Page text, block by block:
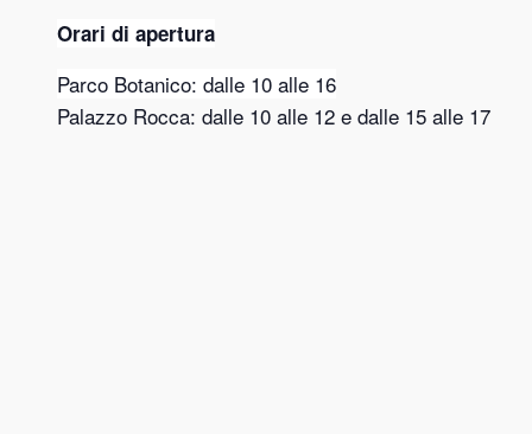
Orari di apertura
Parco Botanico: dalle 10 alle 16
Palazzo Rocca: dalle 10 alle 12 e dalle 15 alle 17